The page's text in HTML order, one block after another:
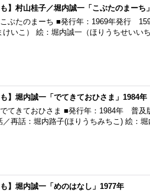
も】村山桂子／堀内誠一「こぶたのまー
ぶたのまーち ■発行年：1969年発行
けいこ） 絵：堀内誠一（ほりうちせい
も】堀内誠一「でてきておひさま」1984年
てきておひさま ■発行年：1984年 普及
／再話：堀内路子(ほりうちみちこ) 絵：
も】堀内誠一「めのはなし」1977年